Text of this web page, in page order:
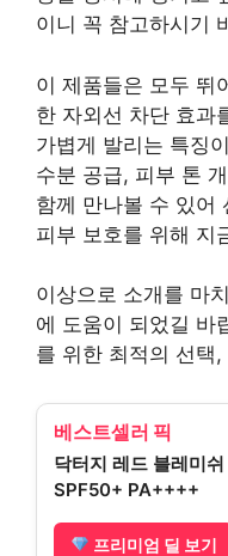
이니 꼭 참고하시기
이 제품들은 모두 뛰
한 자외선 차단 효과
가볍게 발리는 특징
수분 공급, 피부 톤
함께 만나볼 수 있어
피부 보호를 위해 지
이상으로 소개를 마
에 도움이 되었길 바
를 위한 최적의 선택
베스트셀러 픽
닥터지 레드 블레미
SPF50+ PA++++
프리미엄 딜 보기